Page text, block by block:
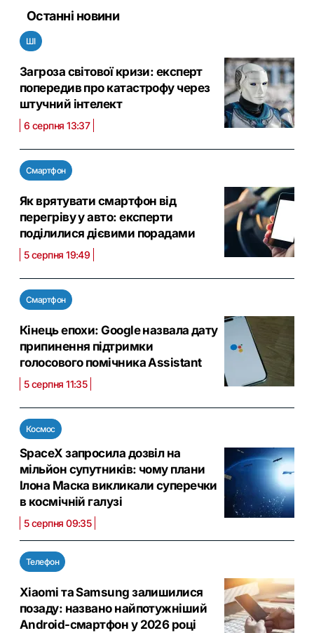
Останні новини
ШІ
Загроза світової кризи: експерт
попередив про катастрофу через
штучний інтелект
6 серпня 13:37
Смартфон
Як врятувати смартфон від
перегріву у авто: експерти
поділилися дієвими порадами
5 серпня 19:49
Смартфон
Кінець епохи: Google назвала дату
припинення підтримки
голосового помічника Assistant
5 серпня 11:35
Космос
SpaceX запросила дозвіл на
мільйон супутників: чому плани
Ілона Маска викликали суперечки
в космічній галузі
5 серпня 09:35
Телефон
Xiaomi та Samsung залишилися
позаду: названо найпотужніший
Android-смартфон у 2026 році